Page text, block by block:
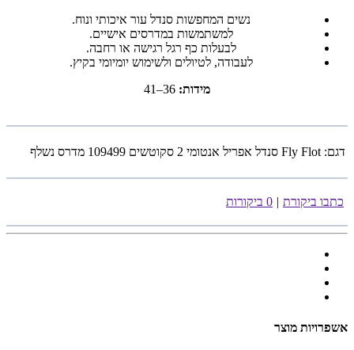
נשים המחפשות סנדל עור איכותי ונוח.
למשתמשות במדרסים אישיים.
לבעלות כף רגל רגישה או רחבה.
לעבודה, לטיולים ולשימוש יומיומי בקיץ.
מידות:
דגם: Fly Flot סנדל אפריל אנטומי 2 סקוטשים 109499 מדרס נשלף
כתבו ביקורת | 0 ביקורות
אשפרויות מוצר